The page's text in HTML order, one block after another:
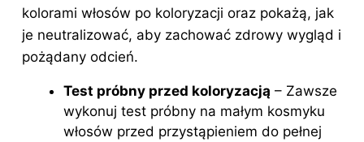
kolorami włosów po koloryzacji oraz pokażą, jak
je neutralizować, aby zachować zdrowy wygląd i
pożądany odcień.
Test próbny przed koloryzacją – Zawsze
wykonuj test próbny na małym kosmyku
włosów przed przystąpieniem do pełnej